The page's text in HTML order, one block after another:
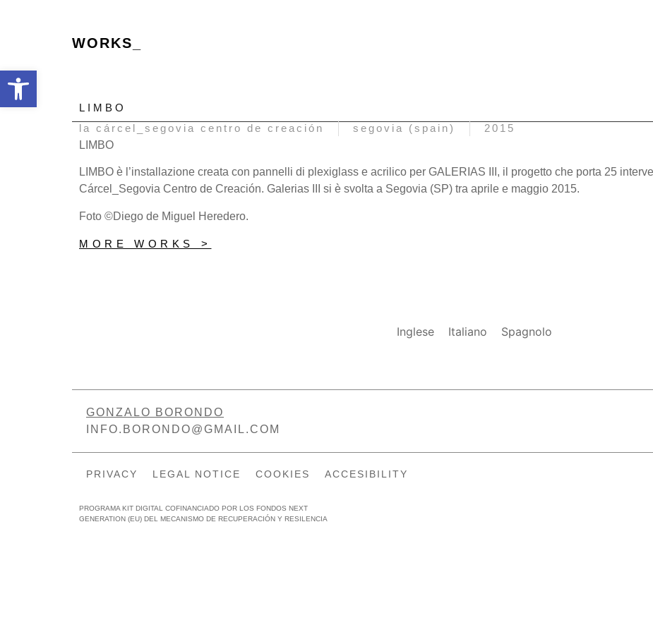
WORKS_
LIMBO
la cárcel_segovia centro de creación
segovia (spain)
2015
LIMBO
LIMBO è l’installazione creata con pannelli di plexiglass e acrilico per GALERIAS III, il progetto che porta 25
Cárcel_Segovia Centro de Creación. Galerias III si è svolta a Segovia (SP) tra aprile e maggio 2015.
Foto ©Diego de Miguel Heredero.
MORE WORKS >
Inglese Italiano Spagnolo
GONZALO BORONDO
INFO.BORONDO@GMAIL.COM
PRIVACY LEGAL NOTICE COOKIES ACCESIBILITY
PROGRAMA KIT DIGITAL COFINANCIADO POR LOS FONDOS NEXT
GENERATION (EU) DEL MECANISMO DE RECUPERACIÓN Y RESILENCIA
Open toolbar